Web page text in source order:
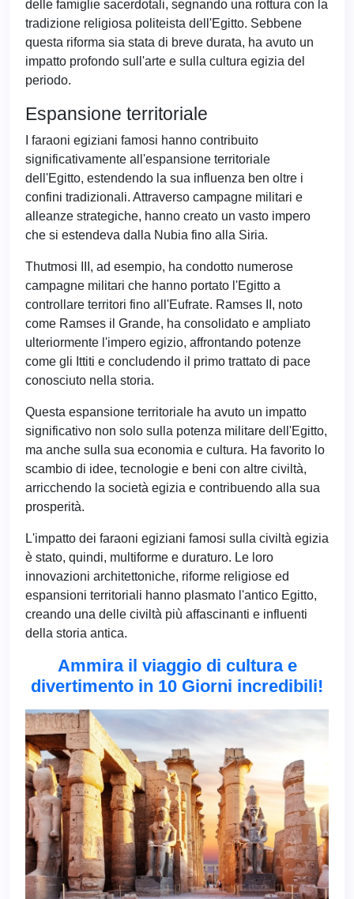
delle famiglie sacerdotali, segnando una rottura con la
tradizione religiosa politeista dell'Egitto. Sebbene
questa riforma sia stata di breve durata, ha avuto un
impatto profondo sull'arte e sulla cultura egizia del
periodo.
Espansione territoriale
I faraoni egiziani famosi hanno contribuito
significativamente all'espansione territoriale
dell'Egitto, estendendo la sua influenza ben oltre i
confini tradizionali. Attraverso campagne militari e
alleanze strategiche, hanno creato un vasto impero
che si estendeva dalla Nubia fino alla Siria.
Thutmosi III, ad esempio, ha condotto numerose
campagne militari che hanno portato l'Egitto a
controllare territori fino all'Eufrate. Ramses II, noto
come Ramses il Grande, ha consolidato e ampliato
ulteriormente l'impero egizio, affrontando potenze
come gli Ittiti e concludendo il primo trattato di pace
conosciuto nella storia.
Questa espansione territoriale ha avuto un impatto
significativo non solo sulla potenza militare dell'Egitto,
ma anche sulla sua economia e cultura. Ha favorito lo
scambio di idee, tecnologie e beni con altre civiltà,
arricchendo la società egizia e contribuendo alla sua
prosperità.
L'impatto dei faraoni egiziani famosi sulla civiltà egizia
è stato, quindi, multiforme e duraturo. Le loro
innovazioni architettoniche, riforme religiose ed
espansioni territoriali hanno plasmato l'antico Egitto,
creando una delle civiltà più affascinanti e influenti
della storia antica.
Ammira il viaggio di cultura e
divertimento in 10 Giorni incredibili!